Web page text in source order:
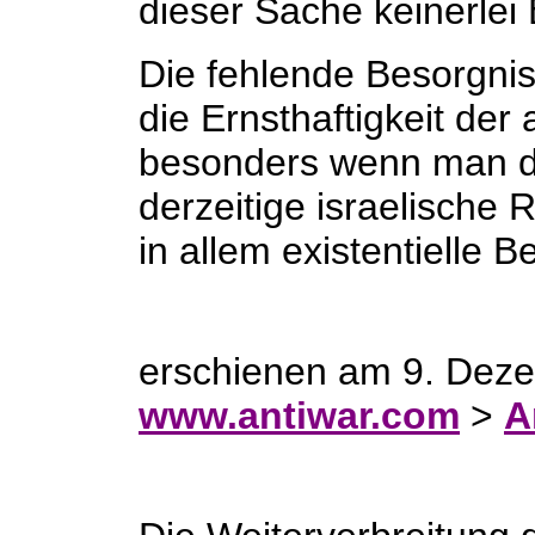
dieser Sache keinerlei
Die fehlende
die Ernsthaftigkeit der
besonders wenn man
derzeitige israelische
in allem existentielle
erschienen am 9.
www.antiwar.com >